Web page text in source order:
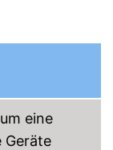
Anschluss
eine
Geräte